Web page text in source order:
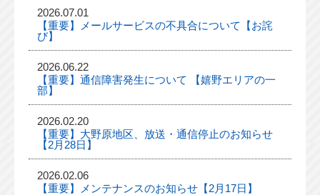
2026.07.01
【重要】メールサービスの不具合について【お詫
び】
2026.06.22
【重要】通信障害発生について 【嬉野エリアの一
部】
2026.02.20
【重要】大野原地区、放送・通信停止のお知らせ
【2月28日】
2026.02.06
【重要】メンテナンスのお知らせ【2月17日】